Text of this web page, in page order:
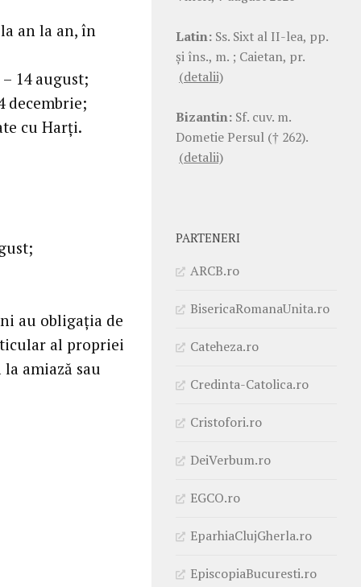
an la an, în
14 august;
decembrie;
cu Harţi.
au obligaţia de
al propriei
amiază sau
Latin: Ss. Sixt al II-lea, pp.
şi îns., m. ; Caietan, pr.
(detalii)
Bizantin: Sf. cuv. m.
Dometie Persul († 262).
(detalii)
PARTENERI
ARCB.ro
BisericaRomanaUnita.ro
Cateheza.ro
Credinta-Catolica.ro
Cristofori.ro
DeiVerbum.ro
EGCO.ro
EparhiaClujGherla.ro
EpiscopiaBucuresti.ro